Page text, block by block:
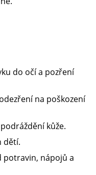
do očí a pozření
na poškození
kůže.
dětí.
potravin, nápojů a